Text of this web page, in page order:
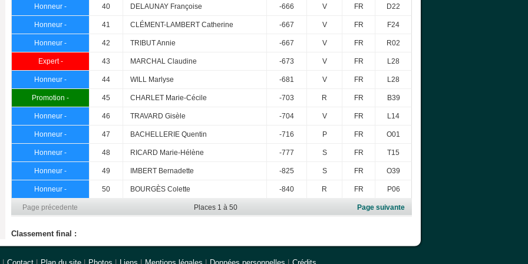
Honneur - 40 DELAUNAY Françoise -666 V FR D22
Honneur - 41 CLÉMENT-LAMBERT Catherine -667 V FR F24
Honneur - 42 TRIBUT Annie -667 V FR R02
Expert - 43 MARCHAL Claudine -673 V FR L28
Honneur - 44 WILL Marlyse -681 V FR L28
Promotion - 45 CHARLET Marie-Cécile -703 R FR B39
Honneur - 46 TRAVARD Gisèle -704 V FR L14
Honneur - 47 BACHELLERIE Quentin -716 P FR O01
Honneur - 48 RICARD Marie-Hélène -777 S FR T15
Honneur - 49 IMBERT Bernadette -825 S FR O39
Honneur - 50 BOURGÈS Colette -840 R FR P06
Page précedente Places 1 à 50 Page suivante
Classement final :